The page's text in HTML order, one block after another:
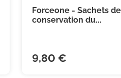
 
Forceone - Sachets de
conservation du...
9,80 €